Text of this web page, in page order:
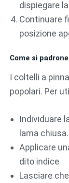
dispiegare
Continuare
posizione
Come si
I coltelli a
popolari. Per
Individuare
lama chiusa.
Applicare
dito indice
Lasciare